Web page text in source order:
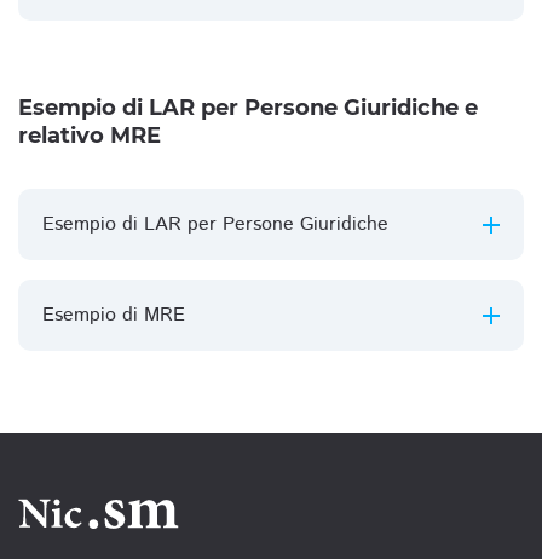
Esempio di LAR per Persone Giuridiche e
relativo MRE
Esempio di LAR per Persone Giuridiche
Esempio di MRE